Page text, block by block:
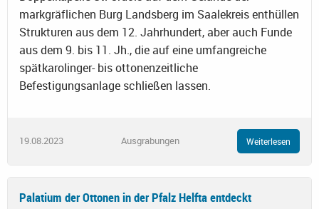
markgräflichen Burg Landsberg im Saalekreis enthüllen
Strukturen aus dem 12. Jahrhundert, aber auch Funde
aus dem 9. bis 11. Jh., die auf eine umfangreiche
spätkarolinger- bis ottonenzeitliche
Befestigungsanlage schließen lassen.
19.08.2023 Ausgrabungen Weiterlesen
Palatium der Ottonen in der Pfalz Helfta entdeckt